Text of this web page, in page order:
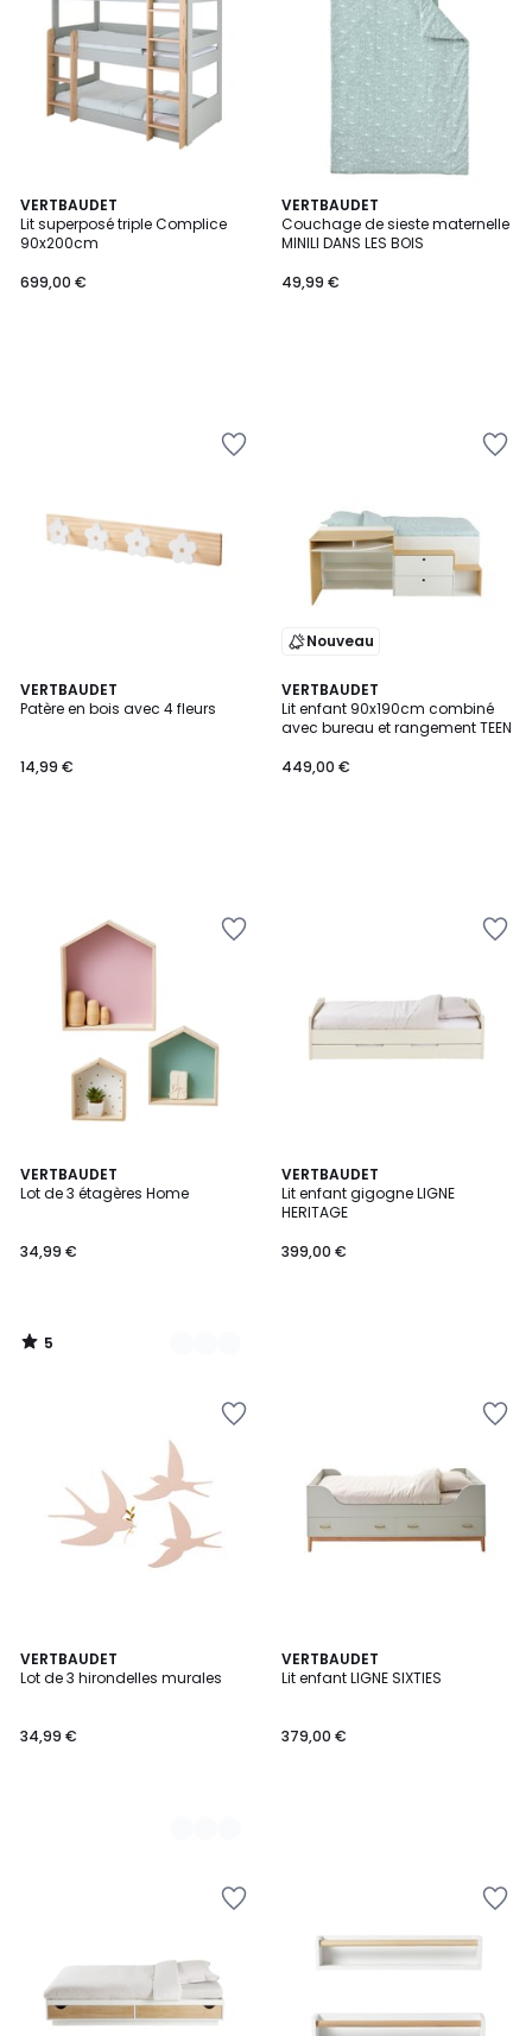
VERTBAUDET
Lit superposé triple Complice
90x200cm
699,00 €
VERTBAUDET
Couchage de sieste maternelle
MINILI DANS LES BOIS
49,99 €
VERTBAUDET
Patère en bois avec 4 fleurs
14,99 €
Nouveau
VERTBAUDET
Lit enfant 90x190cm combiné
avec bureau et rangement TEEN
449,00 €
VERTBAUDET
Lot de 3 étagères Home
34,99 €
5
/
2
Couleurs
5
/
VERTBAUDET
Lit enfant gigogne LIGNE
HERITAGE
399,00 €
VERTBAUDET
Lot de 3 hirondelles murales
34,99 €
2
Couleurs
VERTBAUDET
Lit enfant LIGNE SIXTIES
379,00 €